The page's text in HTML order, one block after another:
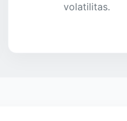
volatilitas.